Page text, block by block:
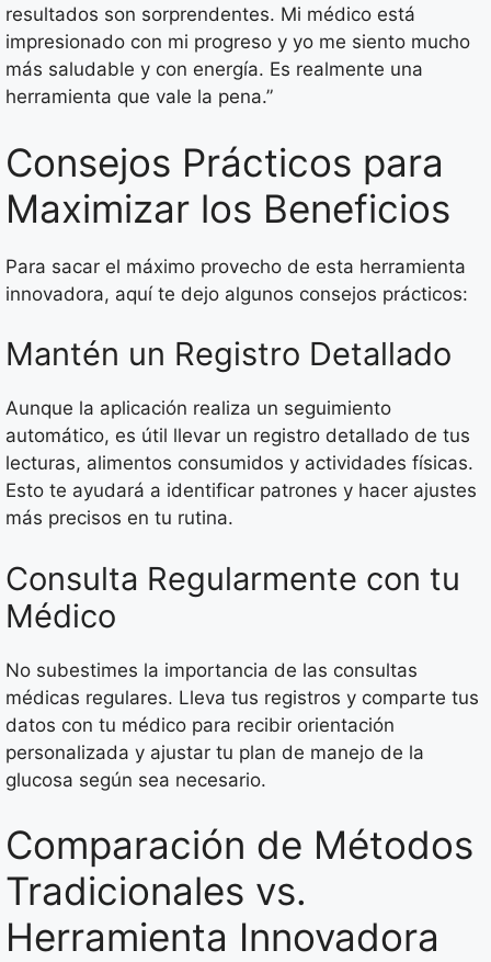
resultados son sorprendentes. Mi médico está
impresionado con mi progreso y yo me siento mucho
más saludable y con energía. Es realmente una
herramienta que vale la pena.”
Consejos Prácticos para
Maximizar los Beneficios
Para sacar el máximo provecho de esta herramienta
innovadora, aquí te dejo algunos consejos prácticos:
Mantén un Registro Detallado
Aunque la aplicación realiza un seguimiento
automático, es útil llevar un registro detallado de tus
lecturas, alimentos consumidos y actividades físicas.
Esto te ayudará a identificar patrones y hacer ajustes
más precisos en tu rutina.
Consulta Regularmente con tu
Médico
No subestimes la importancia de las consultas
médicas regulares. Lleva tus registros y comparte tus
datos con tu médico para recibir orientación
personalizada y ajustar tu plan de manejo de la
glucosa según sea necesario.
Comparación de Métodos
Tradicionales vs.
Herramienta Innovadora